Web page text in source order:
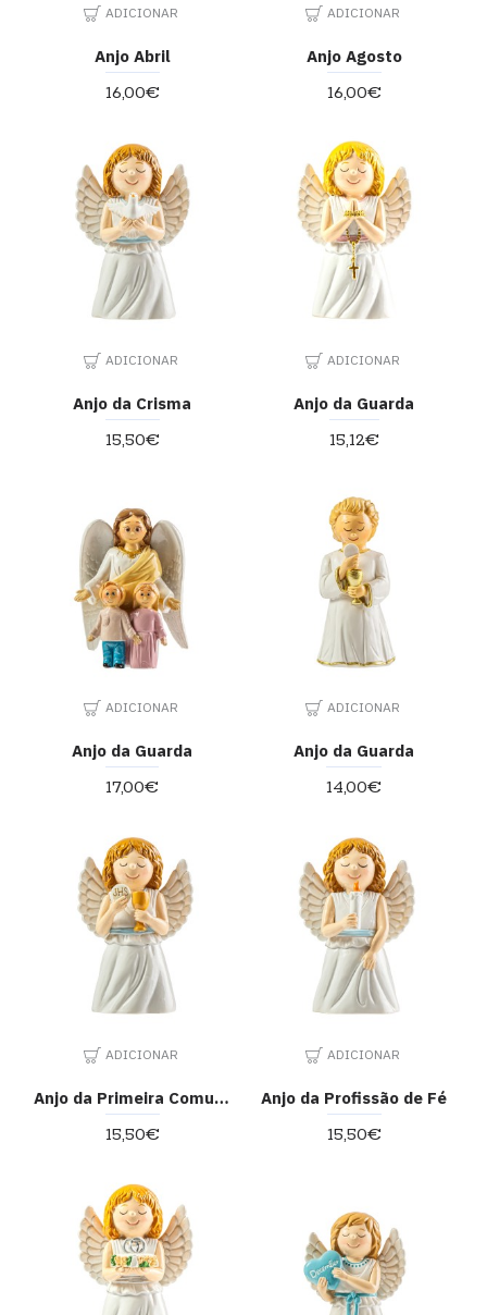
Anjo Abril
16,00€
ADICIONAR
Anjo Agosto
16,00€
ADICIONAR
Anjo da Crisma
15,50€
ADICIONAR
Anjo da Guarda
15,12€
ADICIONAR
Anjo da Guarda
17,00€
ADICIONAR
Anjo da Guarda
14,00€
ADICIONAR
Anjo da Primeira Comunhão
15,50€
ADICIONAR
Anjo da Profissão de Fé
15,50€
ADICIONAR